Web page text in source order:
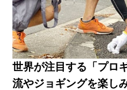
世界が注目する「プロ
流やジョギングを楽し